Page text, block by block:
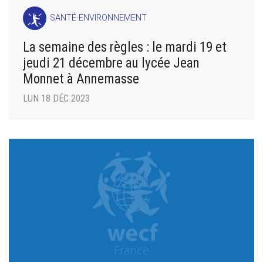
SANTÉ-ENVIRONNEMENT
La semaine des règles : le mardi 19 et
jeudi 21 décembre au lycée Jean
Monnet à Annemasse
LUN 18 DÉC 2023